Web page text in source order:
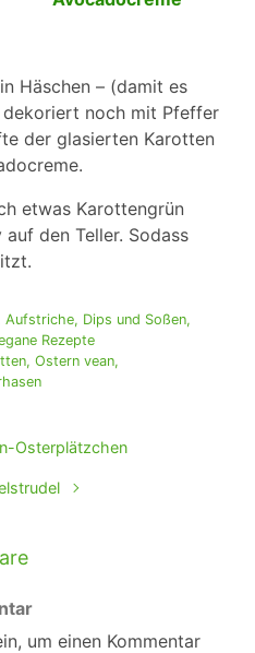
Häschen – (damit es
dekoriert noch mit Pfeffer
der glasierten Karotten
etwas Karottengrün
den Teller. Sodass
Aufstriche, Dips und Soßen,
Rezepte
, Ostern vean,
Osterplätzchen
um einen Kommentar